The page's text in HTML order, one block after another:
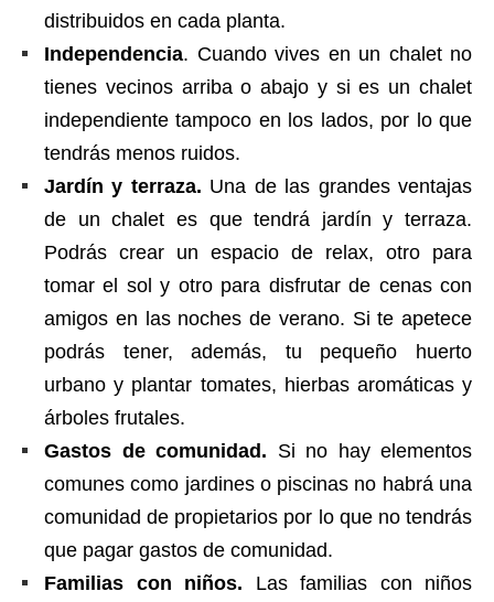
distribuidos en cada planta.
Independencia. Cuando vives en un chalet no
tienes vecinos arriba o abajo y si es un chalet
independiente tampoco en los lados, por lo que
tendrás menos ruidos.
Jardín y terraza. Una de las grandes ventajas
de un chalet es que tendrá jardín y terraza.
Podrás crear un espacio de relax, otro para
tomar el sol y otro para disfrutar de cenas con
amigos en las noches de verano. Si te apetece
podrás tener, además, tu pequeño huerto
urbano y plantar tomates, hierbas aromáticas y
árboles frutales.
Gastos de comunidad. Si no hay elementos
comunes como jardines o piscinas no habrá una
comunidad de propietarios por lo que no tendrás
que pagar gastos de comunidad.
Familias con niños. Las familias con niños